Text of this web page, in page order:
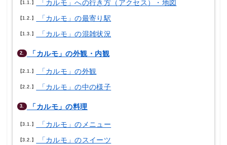
1.1. 「カルモ」への行き方（アクセス）・地図
1.2. 「カルモ」の最寄り駅
1.3. 「カルモ」の混雑状況
2. 「カルモ」の外観・内観
2.1. 「カルモ」の外観
2.2. 「カルモ」の中の様子
3. 「カルモ」の料理
3.1. 「カルモ」のメニュー
3.2. 「カルモ」のスイーツ